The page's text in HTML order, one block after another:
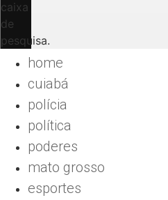
caixa
de
pesquisa.
home
cuiabá
polícia
política
poderes
mato grosso
esportes